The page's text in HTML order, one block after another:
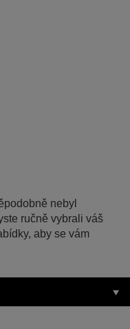
nebyl
ručně vybrali váš
aby se vám